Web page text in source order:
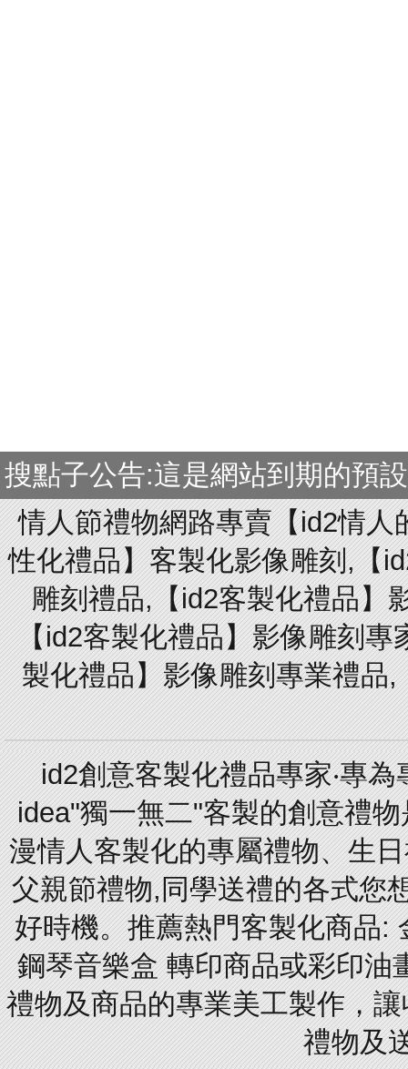
搜點子公告:這是網站到期的預
情人節禮物網路專賣【id2情
性化禮品】客製化影像雕刻,【
雕刻禮品,【id2客製化禮品】
【id2客製化禮品】影像雕刻
製化禮品】影像雕刻專業禮品
id2創意客製化禮品專家‧專
idea"獨一無二"客製的創意禮
漫情人客製化的專屬禮物、生
父親節禮物,同學送禮的各式您
好時機。推薦熱門客製化商品:
鋼琴音樂盒 轉印商品或彩印油
禮物及商品的專業美工製作，
禮物及